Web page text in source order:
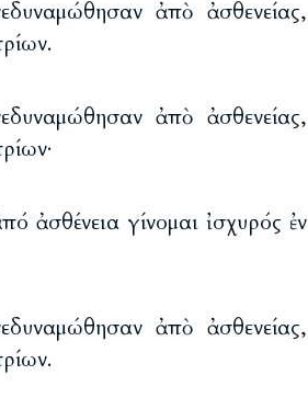
ἀπὸ ἀσθενείας,
ἀπὸ ἀσθενείας,
ἀσθένεια γίνομαι ἰσχυρός ἐν
ἀπὸ ἀσθενείας,